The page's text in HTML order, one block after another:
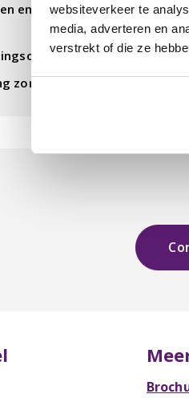
websiteverkeer te
media, adverteren en
verstrekt of die ze
en klachten
zorgverzekeraars